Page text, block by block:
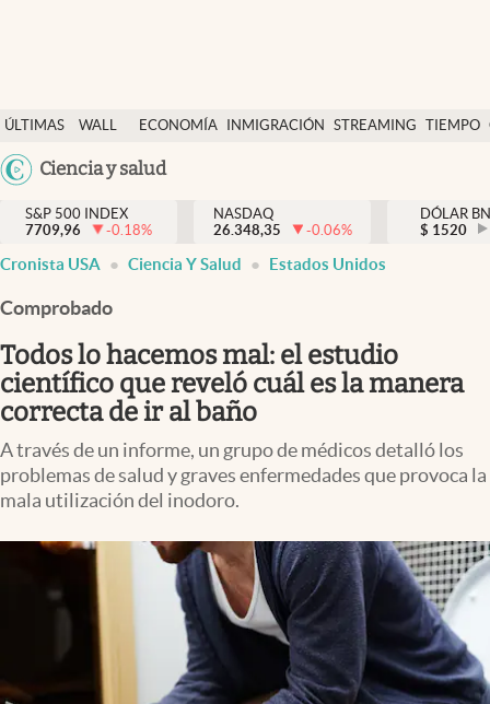
ÚLTIMAS
NOTICIAS
WALL
DÓLAR
ECONOMÍA INMIGRACIÓN STREAMING TIEMPO
México
Ciencia y salud
Finanzas y economía
Wall Street y dólar
Inmigración
Espiritual
Streaming
PC y mobile
Lifestyle
S&P 500 INDEX
7709,96
-0.18%
NASDAQ
26.348,35
-0.06%
DÓLAR
$ 1520
Cronista USA Ciencia Y Salud Estados Unidos
Comprobado
Todos lo hacemos mal: el estudio
científico que reveló cuál es la manera
correcta de ir al baño
A través de un informe, un grupo de médicos detalló los
problemas de salud y graves enfermedades que provoca la
mala utilización del inodoro.